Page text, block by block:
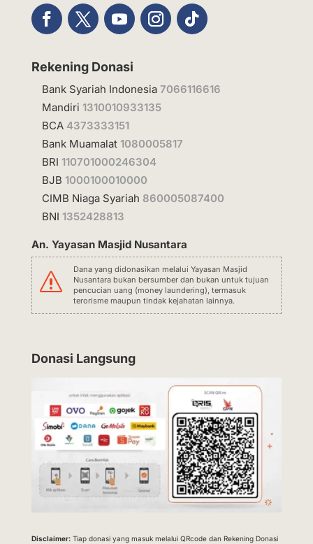
Rekening Donasi
Bank Syariah Indonesia 7066116616
Mandiri 1310010933135
BCA 4373333151
Bank Muamalat 1080005817
BRI 110701000246304
BJB 1000100010000
CIMB Niaga Syariah 860005087400
BNI 1352428813
An. Yayasan Masjid Nusantara
s
Dana yang didonasikan melalui Yayasan Masjid
Nusantara bukan bersumber dan bukan untuk tujuan
pencucian uang (money laundering), termasuk
terorisme maupun tindak kejahatan lainnya.
Donasi Langsung
Disclaimer:Tiap donasi yang masuk melalui QRcode dan Rekening Donasi